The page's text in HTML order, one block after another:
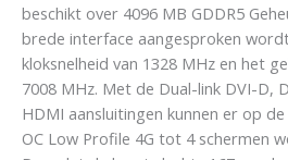
beschikt over 4096 MB GDDR5
brede interface aangesproken
kloksnelheid van 1328 MHz en het
7008 MHz. Met de Dual-link DVI-D,
HDMI aansluitingen kunnen er op de
OC Low Profile 4G tot 4 schermen